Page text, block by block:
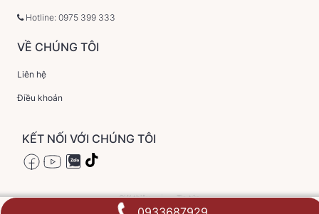
Hotline: 0975 399 333
VỀ CHÚNG TÔI
Liên hệ
Điều khoản
KẾT NỐI VỚI CHÚNG TÔI
Giới thiệu Tin tức